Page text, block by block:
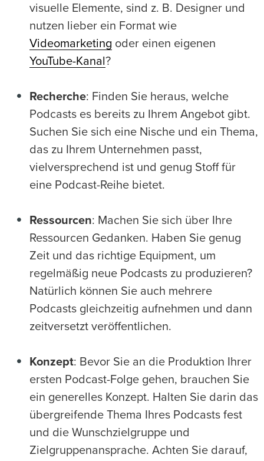
visuelle Elemente, sind z. B. Designer und
nutzen lieber ein Format wie
Videomarketing oder einen eigenen
YouTube-Kanal ?
Recherche: Finden Sie heraus, welche
Podcasts es bereits zu Ihrem Angebot gibt.
Suchen Sie sich eine Nische und ein Thema,
das zu Ihrem Unternehmen passt,
vielversprechend ist und genug Stoff für
eine Podcast-Reihe bietet.
Ressourcen: Machen Sie sich über Ihre
Ressourcen Gedanken. Haben Sie genug
Zeit und das richtige Equipment, um
regelmäßig neue Podcasts zu produzieren?
Natürlich können Sie auch mehrere
Podcasts gleichzeitig aufnehmen und dann
zeitversetzt veröffentlichen.
Konzept: Bevor Sie an die Produktion Ihrer
ersten Podcast-Folge gehen, brauchen Sie
ein generelles Konzept. Halten Sie darin das
übergreifende Thema Ihres Podcasts fest
und die Wunschzielgruppe und
Zielgruppenansprache. Achten Sie darauf,